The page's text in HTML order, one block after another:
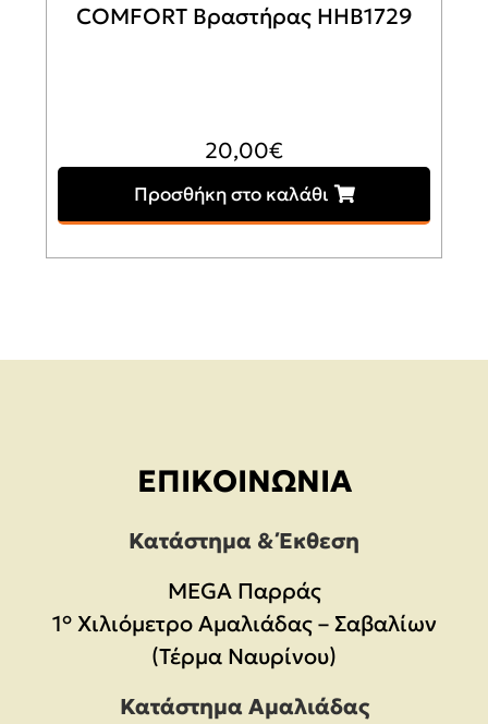
COMFORT Βραστήρας HHB1729
20,00€
Προσθήκη στο καλάθι
ΕΠΙΚΟΙΝΩΝΊΑ
Κατάστημα & Έκθεση
MEGA Παρράς
1° Χιλιόμετρο Αμαλιάδας – Σαβαλίων
(Τέρμα Ναυρίνου)
Κατάστημα Αμαλιάδας